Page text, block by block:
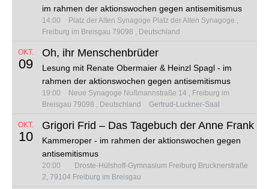
im rahmen der aktionswochen gegen antisemitismus
14:00 Platz der Alten Synagoge Platz der Alten Synagoge
Freiburg im Breisgau 79098
Deutschland
OKT.
09
Oh, ihr Menschenbrüder
Lesung mit Renate Obermaier & Heinzl Spagl - im
rahmen der aktionswochen gegen antisemitismus
19:00 Neue Synagoge Nußmannstraße 14
Freiburg im
Breisgau 79098
Deutschland Gertrud-Luckner-Saal
OKT.
10
Grigori Frid – Das Tagebuch der Anne Frank
Kammeroper - im rahmen der aktionswochen gegen
antisemitismus
20:00
Droste-Hülshoff-Gymnasium Freiburg Brucknerstraße
2, 79104 Freiburg im Breisgau